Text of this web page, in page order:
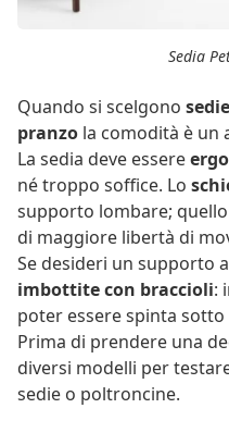
Sedia
Quando si scelgono
pranzo la comodità è un
La sedia deve essere
né troppo soffice. Lo
supporto lombare; quello
di maggiore libertà di
Se desideri un supporto
imbottite con braccioli:
poter essere spinta
Prima di prendere una
diversi modelli per
sedie o poltroncine.